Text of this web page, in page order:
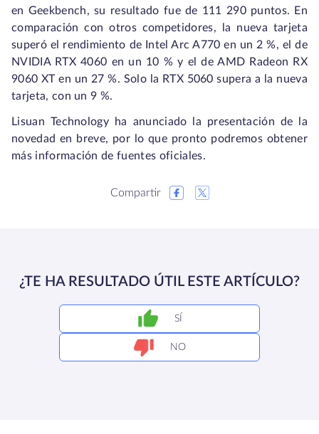
en Geekbench, su resultado fue de 111 290 puntos. En
comparación con otros competidores, la nueva tarjeta
superó el rendimiento de Intel Arc A770 en un 2 %, el de
NVIDIA RTX 4060 en un 10 % y el de AMD Radeon RX
9060 XT en un 27 %. Solo la RTX 5060 supera a la nueva
tarjeta, con un 9 %.
Lisuan Technology ha anunciado la presentación de la
novedad en breve, por lo que pronto podremos obtener
más información de fuentes oficiales.
Compartir
¿TE HA RESULTADO ÚTIL ESTE ARTÍCULO?
SÍ
NO